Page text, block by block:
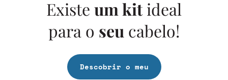
Existe um kitideal
para o seu cabelo!
Descobrir o meu